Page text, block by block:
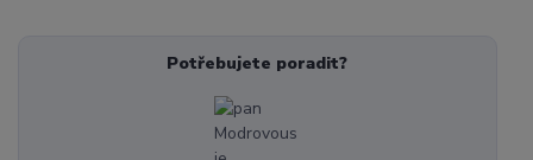
Potřebujete poradit?